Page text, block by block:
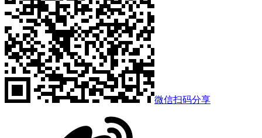
微信扫码分享